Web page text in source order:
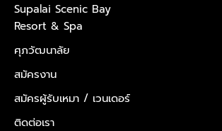
Supalai Scenic Bay
Resort & Spa
ศุภวัฒนาลัย
สมัครงาน
สมัครผู้รับเหมา / เวนเดอร์
ติดต่อเรา